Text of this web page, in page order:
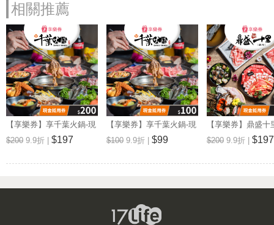
地址: 雲林縣斗六市民生南路182號
營業時間: 周一~周日 11:00~23:00
新千葉火鍋 西門店
電話: (02)23317288
地址: 台北市萬華區峨眉街52號7F
Map
營業時間: 週一至週日: 11:00~23:00
千葉火鍋 台東尊爵館
電話: (089)333890
地址: 台東市博愛路432號
Map
地址: 屏東市太原路17-1號
Map
相關推薦
【享樂券】享千葉火鍋-現
金抵用券200元(一次型)
$200 9.9折 | $197
【享樂券】享千葉火鍋-現
金抵用券100元(一次型)
$100 9.9折 | $99
【享樂券】鼎盛十
抵用券200元(一次
$200 9.9折 | $197